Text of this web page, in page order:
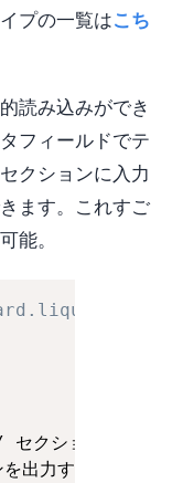
プの一覧はこち
読み込みができ
フィールドでテ
クションに入力
ます。これすご
能。
-->
クションの名前
出力するときの